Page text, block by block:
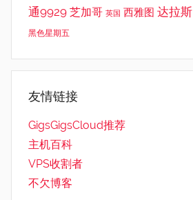
通9929 芝加哥 英国 西雅图 达拉斯
黑色星期五
友情链接
GigsGigsCloud推荐
主机百科
VPS收割者
不欠博客